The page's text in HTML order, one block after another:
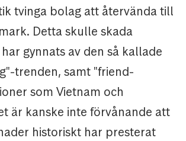
tvinga bolag att återvända till
Detta skulle skada
gynnats av den så kallade
trenden, samt "friend-
som Vietnam och
är kanske inte förvånande att
historiskt har presterat